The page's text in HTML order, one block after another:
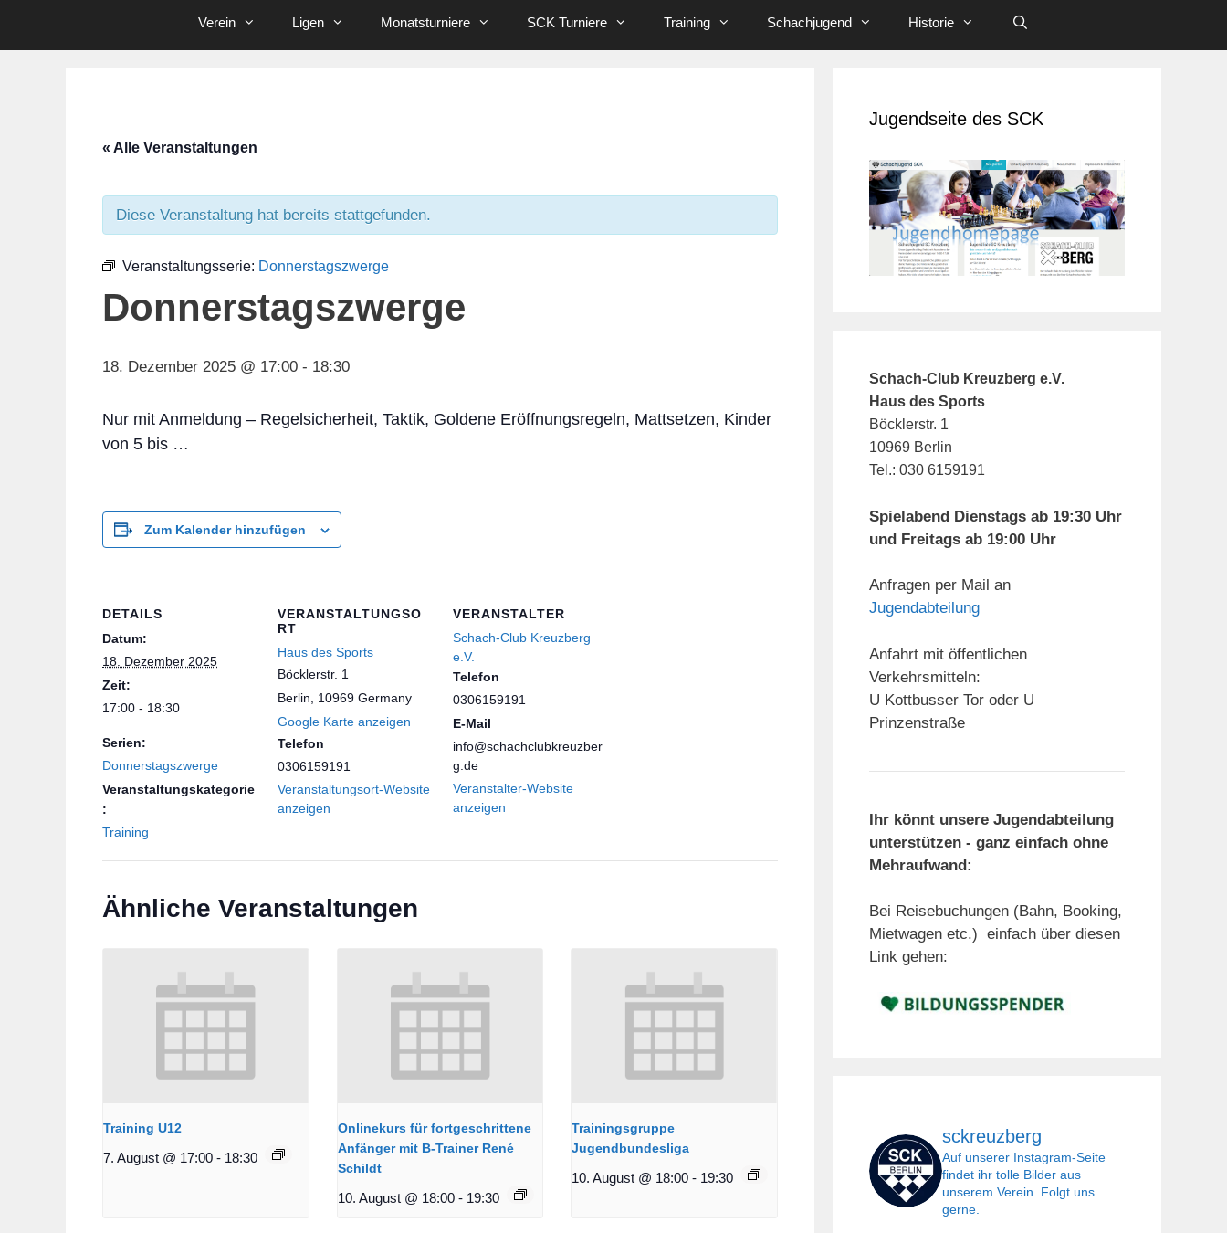
Verein Ligen Monatsturniere SCK Turniere Training Schachjugend Historie
« Alle Veranstaltungen
Diese Veranstaltung hat bereits stattgefunden.
Veranstaltungsserie: Donnerstagszwerge
Donnerstagszwerge
18. Dezember 2025 @ 17:00 - 18:30
Nur mit Anmeldung – Regelsicherheit, Taktik, Goldene Eröffnungsregeln, Mattsetzen, Kinder
von 5 bis …
Zum Kalender hinzufügen
DETAILS
Datum:
18. Dezember 2025
Zeit:
17:00 - 18:30
Serien:
Donnerstagszwerge
Veranstaltungskategorie
:
Training
VERANSTALTUNGSO
RT
Haus des Sports
Böcklerstr. 1
Berlin
10969 Germany
Google Karte anzeigen
Telefon
0306159191
Veranstaltungsort-Website
anzeigen
VERANSTALTER
Schach-Club Kreuzberg
e.V.
Telefon
0306159191
E-Mail
info@schachclubkreuzber
g.de
Veranstalter-Website
anzeigen
Ähnliche Veranstaltungen
Training U12
7. August @ 17:00 - 18:30
Onlinekurs für fortgeschrittene
Anfänger mit B-Trainer René
Schildt
10. August @ 18:00 - 19:30
Trainingsgruppe
Jugendbundesliga
10. August @ 18:00 - 19:30
Jugendseite des SCK
Schach-Club Kreuzberg e.V.
Haus des Sports
Böcklerstr. 1
10969 Berlin
Tel.: 030 6159191
Spielabend Dienstags ab 19:30 Uhr
und Freitags ab 19:00 Uhr
Anfragen per Mail an
Jugendabteilung
Anfahrt mit öffentlichen
Verkehrsmitteln:
U Kottbusser Tor oder U
Prinzenstraße
Ihr könnt unsere Jugendabteilung
unterstützen - ganz einfach ohne
Mehraufwand:
Bei Reisebuchungen (Bahn, Booking,
Mietwagen etc.) einfach über diesen
Link gehen:
sckreuzberg
Auf unserer Instagram-Seite
findet ihr tolle Bilder aus
unserem Verein. Folgt uns
gerne.